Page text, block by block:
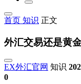
首页 知识 正文
外汇交易还是黄
EX外汇官网 知识
0